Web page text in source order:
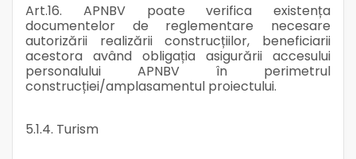
Art.16. APNBV poate verifica existența
documentelor de reglementare necesare
autorizării realizării construcțiilor, beneficiarii
acestora având obligația asigurării accesului
personalului APNBV în perimetrul
construcției/amplasamentul proiectului.
5.1.4. Turism